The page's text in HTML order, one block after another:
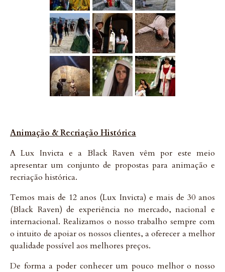
Animação & Recriação Histórica
A Lux Invicta e a Black Raven vêm por este meio
apresentar um conjunto de propostas para animação e
recriação histórica.
Temos mais de 12 anos (Lux Invicta) e mais de 30 anos
(Black Raven) de experiência no mercado, nacional e
internacional. Realizamos o nosso trabalho sempre com
o intuito de apoiar os nossos clientes, a oferecer a melhor
qualidade possível aos melhores preços.
De forma a poder conhecer um pouco melhor o nosso